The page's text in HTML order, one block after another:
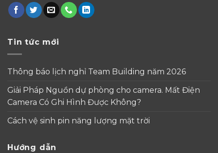
Tin tức mới
Thông báo lịch nghỉ Team Building năm 2026
Giải Pháp Nguồn dự phòng cho camera. Mất Điện
Camera Có Ghi Hình Được Không?
Cách vệ sinh pin năng lượng mặt trời
Hướng dẫn